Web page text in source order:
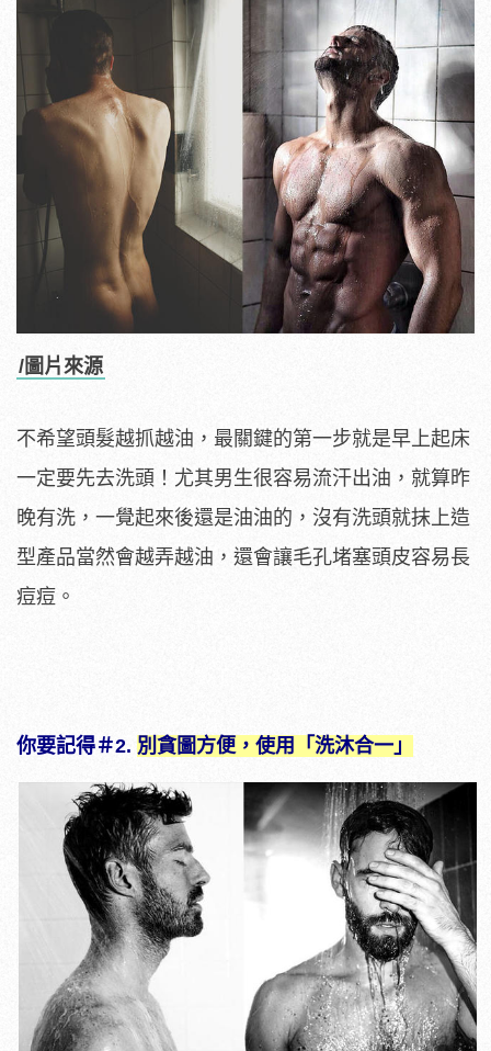
/圖片來源
不希望頭髮越抓越油，最關鍵的第一步就是早上起床
一定要先去洗頭！尤其男生很容易流汗出油，就算昨
晚有洗，一覺起來後還是油油的，沒有洗頭就抹上造
型產品當然會越弄越油，還會讓毛孔堵塞頭皮容易長
痘痘。
你要記得＃2. 別貪圖方便，使用「洗沐合一」